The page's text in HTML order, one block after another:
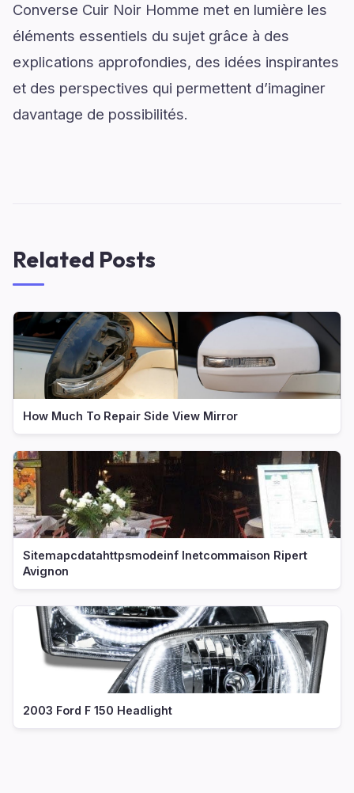
Converse Cuir Noir Homme met en lumière les
éléments essentiels du sujet grâce à des
explications approfondies, des idées inspirantes
et des perspectives qui permettent d’imaginer
davantage de possibilités.
Related Posts
How Much To Repair Side View Mirror
Sitemapcdatahttpsmodeinf Inetcommaison Ripert
Avignon
2003 Ford F 150 Headlight